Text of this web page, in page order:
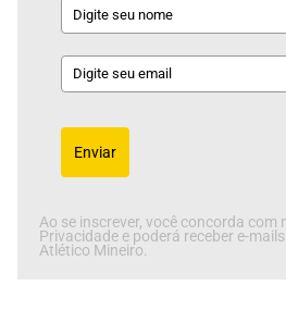
Enviar
Ao se inscrever, você concorda com
Privacidade e poderá receber e-
Atlético Mineiro.